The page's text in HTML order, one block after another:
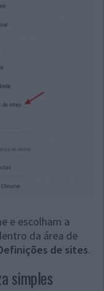
e escolham a
da área de
de sites.
simples